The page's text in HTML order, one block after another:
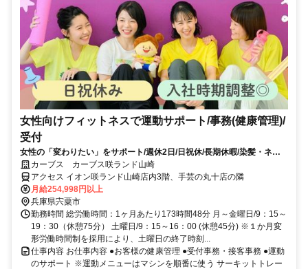
女性向けフィットネスで運動サポート/事務(健康管理)/
受付
女性の「変わりたい」をサポート/週休2日/日祝休/長期休暇/染髪・ネイ
ルOK※規定内
カーブス カーブス咲ランド山崎
アクセス イオン咲ランド山崎店内3階、手芸の丸十店の隣
月給254,998円以上
兵庫県宍粟市
勤務時間 総労働時間：1ヶ月あたり173時間48分 月～金曜日/9：15～
19：30（休憩75分） 土曜日/9：15～16：00 (休憩45分) ※１か月変
形労働時間制を採用により、土曜日の終了時刻...
仕事内容 お仕事内容 ●お客様の健康管理 ●受付事務・接客事務 ●運動
のサポート ※運動メニューはマシンを順番に使う サーキットトレー